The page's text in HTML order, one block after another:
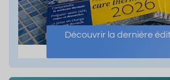
Découvrir la dernière